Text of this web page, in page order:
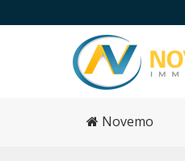
Novemo